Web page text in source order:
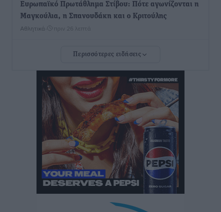
Ευρωπαϊκό Πρωτάθλημα Στίβου: Πότε αγωνίζονται η
Μαγκούλια, η Σπανουδάκη και ο Κριτούλης
Αθλητικά πριν 26 λεπτά
Εθνική Παίδων: Ο Χριστοδούλου και η καλύτερη
Αθλητικά πριν 28 λεπτά
Διαγόρας: Ανανέωσε ο Μιχάλης Χατζηγεωργίου
Αθλητικά• πριν 30 λεπτά
ΔΕΑΣ Δάφνη Ρόδου: Η Ευαγγελία Τετράδη στο
τεχνικό επιτελείο
Αθλητικά• πριν 31 λεπτά
Γ.Σ. Διαγόρας: Το οργανόγραμμα των Ακαδημιών
Περισσότερες ειδήσεις